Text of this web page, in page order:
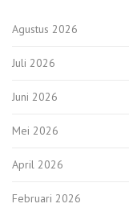
Agustus 2026
Juli 2026
Juni 2026
Mei 2026
April 2026
Februari 2026